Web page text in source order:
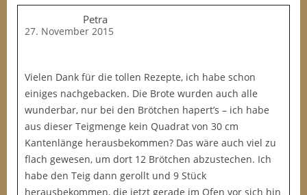
Petra
27. November 2015
Vielen Dank für die tollen Rezepte, ich habe schon
einiges nachgebacken. Die Brote wurden auch alle
wunderbar, nur bei den Brötchen hapert’s – ich habe
aus dieser Teigmenge kein Quadrat von 30 cm
Kantenlänge herausbekommen? Das wäre auch viel zu
flach gewesen, um dort 12 Brötchen abzustechen. Ich
habe den Teig dann gerollt und 9 Stück
herausbekommen, die jetzt gerade im Ofen vor sich hin